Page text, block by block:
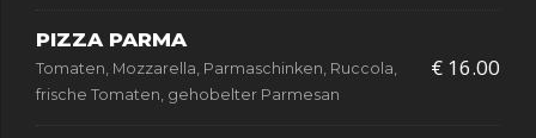
PIZZA PARMA
Tomaten, Mozzarella, Parmaschinken, Ruccola,
frische Tomaten, gehobelter Parmesan
€ 16.00